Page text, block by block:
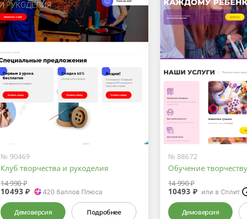
№ 90469
Клуб творчества и рукоделия
14 990 ₽
10493 ₽ 420баллов Плюса
Демоверсия Подробнее
№ 88672
Обучение
14 990 ₽
10493 ₽ или в Сплит
Демоверсия